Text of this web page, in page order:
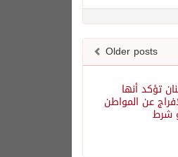
Older posts
تؤكد أنها
عن المواطن
شرط